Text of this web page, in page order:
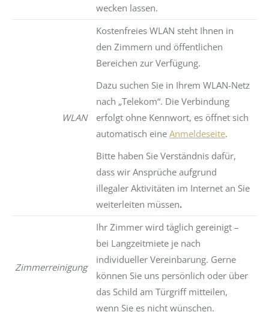
wecken lassen.
WLAN
Kostenfreies WLAN steht Ihnen in
den Zimmern und öffentlichen
Bereichen zur Verfügung.
Dazu suchen Sie in Ihrem WLAN-Netz
nach „Telekom“. Die Verbindung
erfolgt ohne Kennwort, es öffnet sich
automatisch eine Anmeldeseite.
Bitte haben Sie Verständnis dafür,
dass wir Ansprüche aufgrund
illegaler Aktivitäten im Internet an Sie
weiterleiten müssen.
Zimmerreinigung
Ihr Zimmer wird täglich gereinigt –
bei Langzeitmiete je nach
individueller Vereinbarung. Gerne
können Sie uns persönlich oder über
das Schild am Türgriff mitteilen,
wenn Sie es nicht wünschen.